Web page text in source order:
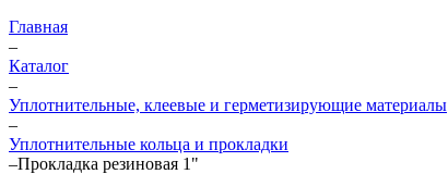
Главная
–
Каталог
–
Уплотнительные, клеевые и герметизирующие материалы
–
Уплотнительные кольца и прокладки
–Прокладка резиновая 1"